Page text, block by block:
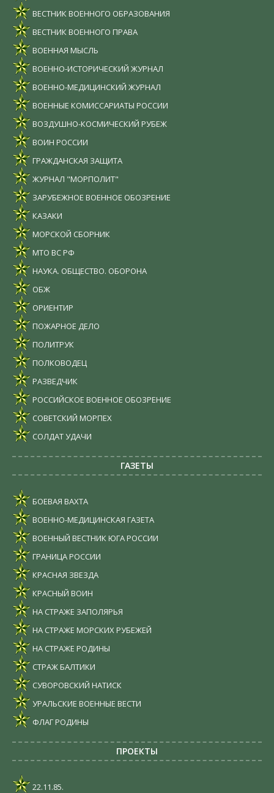
ВЕСТНИК ВОЕННОГО ОБРАЗОВАНИЯ
ВЕСТНИК ВОЕННОГО ПРАВА
ВОЕННАЯ МЫСЛЬ
ВОЕННО-ИСТОРИЧЕСКИЙ ЖУРНАЛ
ВОЕННО-МЕДИЦИНСКИЙ ЖУРНАЛ
ВОЕННЫЕ КОМИССАРИАТЫ РОССИИ
ВОЗДУШНО-КОСМИЧЕСКИЙ РУБЕЖ
ВОИН РОССИИ
ГРАЖДАНСКАЯ ЗАЩИТА
ЖУРНАЛ "МОРПОЛИТ"
ЗАРУБЕЖНОЕ ВОЕННОЕ ОБОЗРЕНИЕ
КАЗАКИ
МОРСКОЙ СБОРНИК
МТО ВС РФ
НАУКА. ОБЩЕСТВО. ОБОРОНА
ОБЖ
ОРИЕНТИР
ПОЖАРНОЕ ДЕЛО
ПОЛИТРУК
ПОЛКОВОДЕЦ
РАЗВЕДЧИК
РОССИЙСКОЕ ВОЕННОЕ ОБОЗРЕНИЕ
СОВЕТСКИЙ МОРПЕХ
СОЛДАТ УДАЧИ
ГАЗЕТЫ
БОЕВАЯ ВАХТА
ВОЕННО-МЕДИЦИНСКАЯ ГАЗЕТА
ВОЕННЫЙ ВЕСТНИК ЮГА РОССИИ
ГРАНИЦА РОССИИ
КРАСНАЯ ЗВЕЗДА
КРАСНЫЙ ВОИН
НА СТРАЖЕ ЗАПОЛЯРЬЯ
НА СТРАЖЕ МОРСКИХ РУБЕЖЕЙ
НА СТРАЖЕ РОДИНЫ
СТРАЖ БАЛТИКИ
СУВОРОВСКИЙ НАТИСК
УРАЛЬСКИЕ ВОЕННЫЕ ВЕСТИ
ФЛАГ РОДИНЫ
ПРОЕКТЫ
22.11.85.